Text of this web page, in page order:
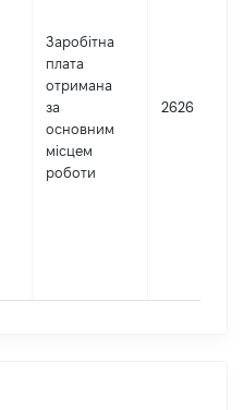
Заробітна
плата
отримана
за
основним
місцем
роботи
2626